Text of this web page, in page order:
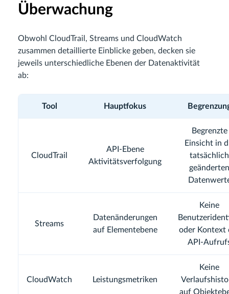
Überwachung
Obwohl CloudTrail, Streams und CloudWatch
zusammen detaillierte Einblicke geben, decken sie
jeweils unterschiedliche Ebenen der Datenaktivität
ab:
Tool Hauptfokus
CloudTrail
API-Ebene
Aktivitätsverfolgung
Begrenzte
Einsicht in
tatsächlich
geänderten
Streams
Datenänderungen
auf Elementebene
Keine
oder Kontext
API-
CloudWatch Leistungsmetriken
Keine
auf